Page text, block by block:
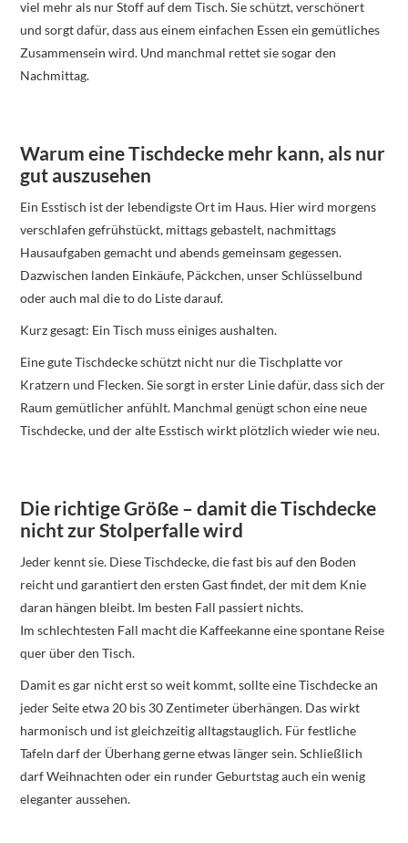
viel mehr als nur Stoff auf dem Tisch. Sie schützt, verschönert
und sorgt dafür, dass aus einem einfachen Essen ein gemütliches
Zusammensein wird. Und manchmal rettet sie sogar den
Nachmittag.
Warum eine Tischdecke mehr kann, als nur
gut auszusehen
Ein Esstisch ist der lebendigste Ort im Haus. Hier wird morgens
verschlafen gefrühstückt, mittags gebastelt, nachmittags
Hausaufgaben gemacht und abends gemeinsam gegessen.
Dazwischen landen Einkäufe, Päckchen, unser Schlüsselbund
oder auch mal die to do Liste darauf.
Kurz gesagt: Ein Tisch muss einiges aushalten.
Eine gute Tischdecke schützt nicht nur die Tischplatte vor
Kratzern und Flecken. Sie sorgt in erster Linie dafür, dass sich der
Raum gemütlicher anfühlt. Manchmal genügt schon eine neue
Tischdecke, und der alte Esstisch wirkt plötzlich wieder wie neu.
Die richtige Größe – damit die Tischdecke
nicht zur Stolperfalle wird
Jeder kennt sie. Diese Tischdecke, die fast bis auf den Boden
reicht und garantiert den ersten Gast findet, der mit dem Knie
daran hängen bleibt. Im besten Fall passiert nichts.
Im schlechtesten Fall macht die Kaffeekanne eine spontane Reise
quer über den Tisch.
Damit es gar nicht erst so weit kommt, sollte eine Tischdecke an
jeder Seite etwa 20 bis 30 Zentimeter überhängen. Das wirkt
harmonisch und ist gleichzeitig alltagstauglich. Für festliche
Tafeln darf der Überhang gerne etwas länger sein. Schließlich
darf Weihnachten oder ein runder Geburtstag auch ein wenig
eleganter aussehen.